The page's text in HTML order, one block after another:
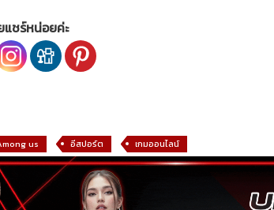
แชร์หน่อยค่ะ
us อีสปอร์ต เกมออนไลน์